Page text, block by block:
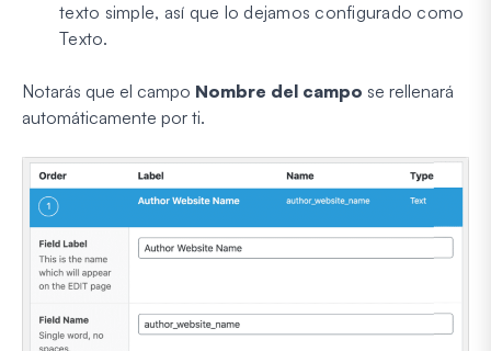
texto simple, así que lo dejamos configurado como
Texto.
Notarás que el campo Nombre del campo se rellenará
automáticamente por ti.